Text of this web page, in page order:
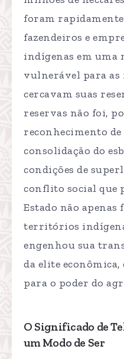
foram
fazendeiros e
indígenas em uma
vulnerável para as
cercavam suas
reservas não foi,
reconhecimento
consolidação do
condições de
conflito social que
Estado não
territórios
engenhou sua
da elite econômica,
para o poder do
O Significado de
um Modo de Ser